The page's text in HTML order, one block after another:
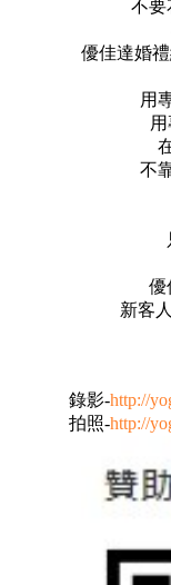
不要
優佳達婚
用
不
優
新客
錄影-http://
拍照-http://